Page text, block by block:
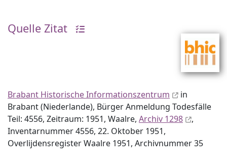
Quelle Zitat
Brabant Historische Informationszentrum
in
Brabant (Niederlande), Bürger Anmeldung Todesfälle
Teil: 4556, Zeitraum: 1951, Waalre, Archiv 1298
,
Inventar­nummer 4556, 22. Oktober 1951,
Overlijdensregister Waalre 1951, Archiv­nummer 35